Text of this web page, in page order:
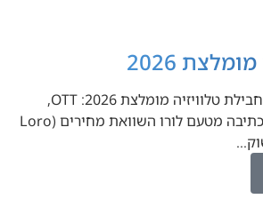
2026
המדריך המלא לבחירת חבילת טלוויזיה מומלצת 2026: OTT,
סטרימינג וחיסכון חכם כתיבה מטעם לורו השוואת מחירים (Loro